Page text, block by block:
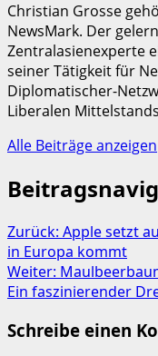
Christian Grosse
NewsMark. Der
Zentralasienexperte
seiner Tätigkeit für
Diplomatischer-
Liberalen
Alle Beiträge anzeigen
Zurück: Apple setzt
in Europa kommt
Weiter:
Ein faszinierender
Schreibe einen